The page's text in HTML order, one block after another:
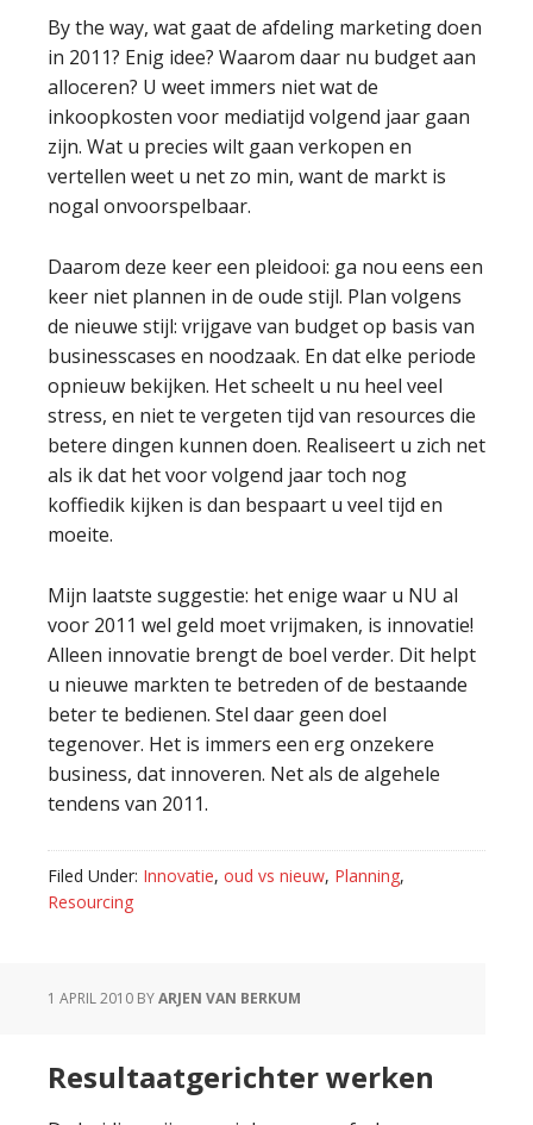
By the way, wat gaat de afdeling marketing doen
in 2011? Enig idee? Waarom daar nu budget aan
alloceren? U weet immers niet wat de
inkoopkosten voor mediatijd volgend jaar gaan
zijn. Wat u precies wilt gaan verkopen en
vertellen weet u net zo min, want de markt is
nogal onvoorspelbaar.
Daarom deze keer een pleidooi: ga nou eens een
keer niet plannen in de oude stijl. Plan volgens
de nieuwe stijl: vrijgave van budget op basis van
businesscases en noodzaak. En dat elke periode
opnieuw bekijken. Het scheelt u nu heel veel
stress, en niet te vergeten tijd van resources die
betere dingen kunnen doen. Realiseert u zich net
als ik dat het voor volgend jaar toch nog
koffiedik kijken is dan bespaart u veel tijd en
moeite.
Mijn laatste suggestie: het enige waar u NU al
voor 2011 wel geld moet vrijmaken, is innovatie!
Alleen innovatie brengt de boel verder. Dit helpt
u nieuwe markten te betreden of de bestaande
beter te bedienen. Stel daar geen doel
tegenover. Het is immers een erg onzekere
business, dat innoveren. Net als de algehele
tendens van 2011.
Filed Under: Innovatie, oud vs nieuw, Planning,
Resourcing
1 APRIL 2010 BYARJEN VAN BERKUM
Resultaatgerichter werken